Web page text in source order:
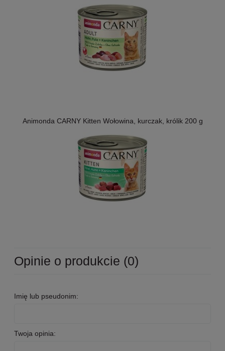
Animonda CARNY Kitten Wołowina, kurczak, królik 200 g
Opinie o produkcie (0)
Imię lub pseudonim:
Twoja opinia: